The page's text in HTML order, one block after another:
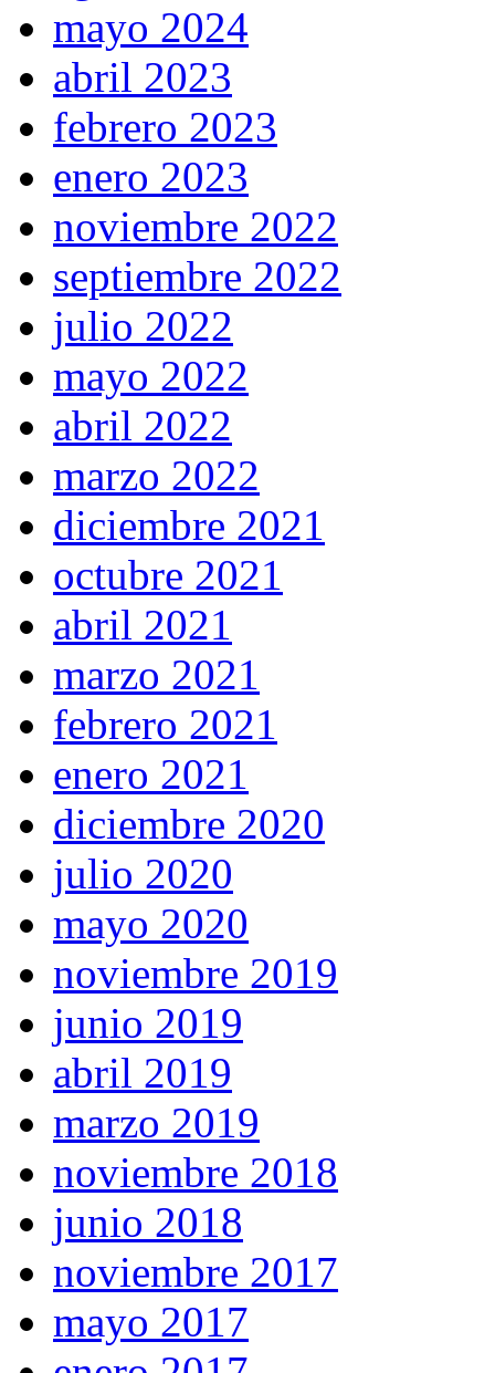
mayo 2024
abril 2023
febrero 2023
enero 2023
noviembre 2022
septiembre 2022
julio 2022
mayo 2022
abril 2022
marzo 2022
diciembre 2021
octubre 2021
abril 2021
marzo 2021
febrero 2021
enero 2021
diciembre 2020
julio 2020
mayo 2020
noviembre 2019
junio 2019
abril 2019
marzo 2019
noviembre 2018
junio 2018
noviembre 2017
mayo 2017